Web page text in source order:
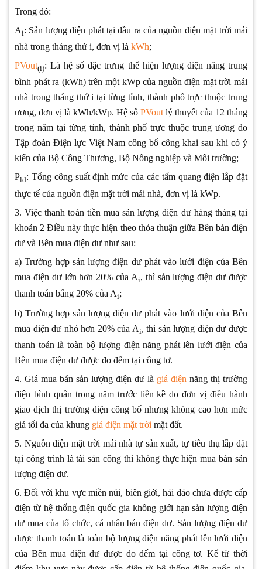
Trong đó:
Ai: Sản lượng điện phát tại đầu ra của nguồn điện mặt trời mái
nhà trong tháng thứ i, đơn vị là kWh;
PVout(i): Là hệ số đặc trưng thể hiện lượng điện năng trung
bình phát ra (kWh) trên một kWp của nguồn điện mặt trời mái
nhà trong tháng thứ i tại từng tỉnh, thành phố trực thuộc trung
ương, đơn vị là kWh/kWp. Hệ số PVoutlý thuyết của 12 tháng
trong năm tại từng tỉnh, thành phố trực thuộc trung ương do
Tập đoàn Điện lực Việt Nam công bố công khai sau khi có ý
kiến của Bộ Công Thương, Bộ Nông nghiệp và Môi trường;
Plđ: Tổng công suất định mức của các tấm quang điện lắp đặt
thực tế của nguồn điện mặt trời mái nhà, đơn vị là kWp.
3. Việc thanh toán tiền mua sản lượng điện dư hàng tháng tại
khoản 2 Điều này thực hiện theo thỏa thuận giữa Bên bán điện
dư và Bên mua điện dư như sau:
a) Trường hợp sản lượng điện dư phát vào lưới điện của Bên
mua điện dư lớn hơn 20% của Ai, thì sản lượng điện dư được
thanh toán bằng 20% của Ai;
b) Trường hợp sản lượng điện dư phát vào lưới điện của Bên
mua điện dư nhỏ hơn 20% của Ai, thì sản lượng điện dư được
thanh toán là toàn bộ lượng điện năng phát lên lưới điện của
Bên mua điện dư được đo đếm tại công tơ.
4. Giá mua bán sản lượng điện dư là giá điện năng thị trường
điện bình quân trong năm trước liền kề do đơn vị điều hành
giao dịch thị trường điện công bố nhưng không cao hơn mức
giá tối đa của khung giá điện mặt trời mặt đất.
5. Nguồn điện mặt trời mái nhà tự sản xuất, tự tiêu thụ lắp đặt
tại công trình là tài sản công thì không thực hiện mua bán sản
lượng điện dư.
6. Đối với khu vực miền núi, biên giới, hải đảo chưa được cấp
điện từ hệ thống điện quốc gia không giới hạn sản lượng điện
dư mua của tổ chức, cá nhân bán điện dư. Sản lượng điện dư
được thanh toán là toàn bộ lượng điện năng phát lên lưới điện
của Bên mua điện dư được đo đếm tại công tơ. Kể từ thời